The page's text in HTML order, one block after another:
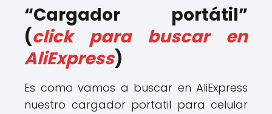
“Cargador portátil”
(click para buscar en
AliExpress)
Es como vamos a buscar en AliExpress
nuestro cargador portatil para celular